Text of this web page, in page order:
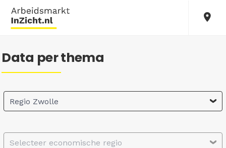
Data per thema
Regio Zwolle
Selecteer economische regio